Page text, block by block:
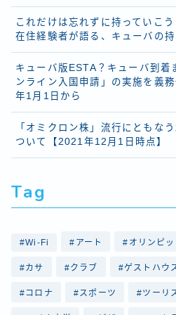
これだけは忘れずに持っていこ
在住経験者が語る、キューバの
キューバ版ESTA？キューバ到着
ンライン入国申請」の実施を義
年1月1日から
「オミクロン株」流行にともな
ついて【2021年12月1日時点】
Tag
Wi-Fi アート オリンピッ
カサ クラブ ゲストハウ
コロナ スポーツ ツーリ